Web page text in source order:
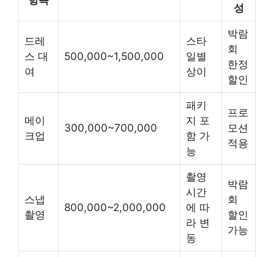
성
드레
스 대
여
500,000~1,500,000
스타
일별
상이
박람
회
한정
할인
메이
크업
300,000~700,000
패키
지 포
함 가
능
프로
모션
적용
스냅
촬영
800,000~2,000,000
촬영
시간
에 따
라 변
동
박람
회
할인
가능